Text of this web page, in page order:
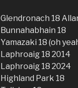
Glendronach 18
Bunnahabhain 18
Yamazaki 18 (oh
Laphroaig 18 2014
Laphroaig 18 2024
Highland Park 18